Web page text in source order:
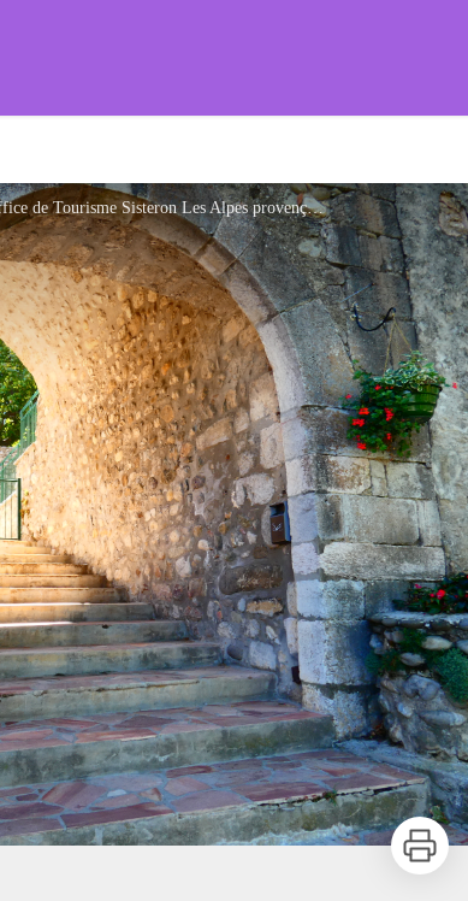
Provençales
La Porte Charretière - Office de Tourisme Sisteron Les Alpes provençales
Imprimer